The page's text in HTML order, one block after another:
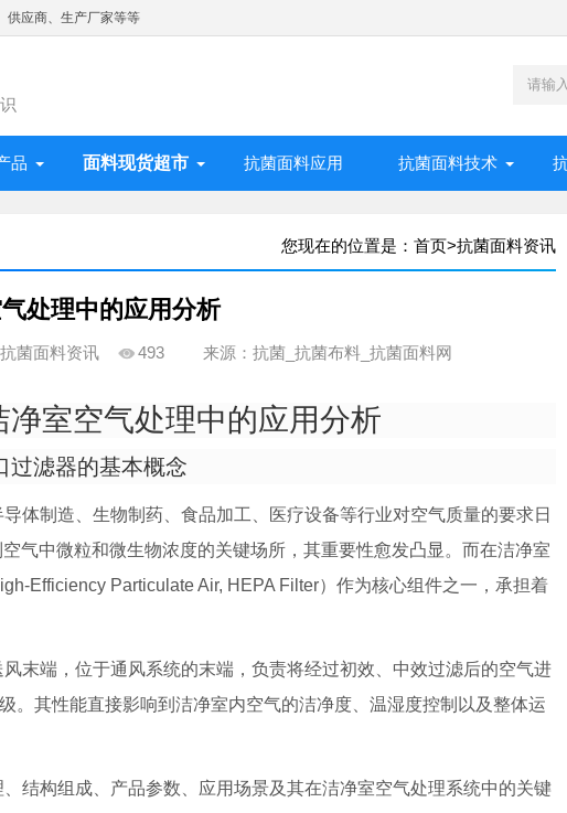
供应商、生产厂家等等
品 面料现货超市 抗菌面料应用 抗菌面料技术
您现在的位置是： 首页>抗菌面料资讯
处理中的应用分析
抗菌面料资讯 493 来源：抗菌_抗菌布料_抗菌面料网
室空气处理中的应用分析
过滤器的基本概念
体制造、生物制药、食品加工、医疗设备等行业对空气质量的要求日
气中微粒和微生物浓度的关键场所，其重要性愈发凸显。而在洁净室
Efficiency Particulate Air, HEPA Filter）作为核心组件之一，承担着
末端，位于通风系统的末端，负责将经过初效、中效过滤后的空气进
。其性能直接影响到洁净室内空气的洁净度、温湿度控制以及整体运
结构组成、产品参数、应用场景及其在洁净室空气处理系统中的关键